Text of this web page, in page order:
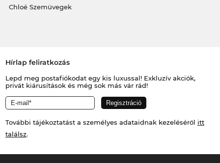
Chloé Szemüvegek
Hírlap feliratkozás
Lepd meg postafiókodat egy kis luxussal! Exkluzív akciók,
privát kiárusítások és még sok más vár rád!
További tájékoztatást a személyes adataidnak kezeléséről itt
találsz.